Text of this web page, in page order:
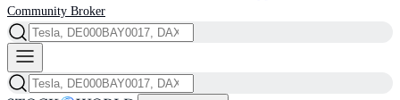
Community Broker